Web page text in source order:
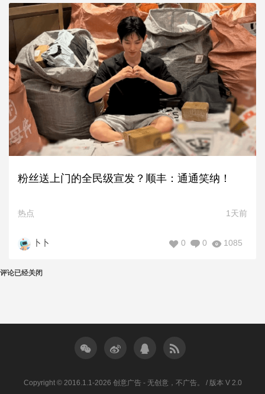
粉丝送上门的全民级宣发？顺丰：通通笑纳！
热点 1天前
卜卜 1085
0
0
评论已经关闭
Copyright © 2016.1.1-2026 创意广告 - 无创意，不广告。 / 版本 V 2.0